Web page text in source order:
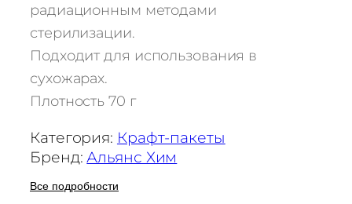
радиационным методами
стерилизации.
Подходит для использования в
сухожарах.
Плотность 70 г
Категория: Крафт-пакеты
Бренд:Альянс Хим
Все подробности